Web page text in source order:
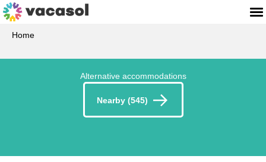
Home
Alternative accommodations
Nearby (545)